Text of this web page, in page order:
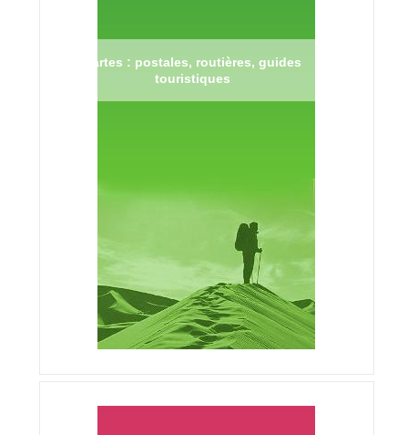
Cartes : postales, routières, guides
touristiques